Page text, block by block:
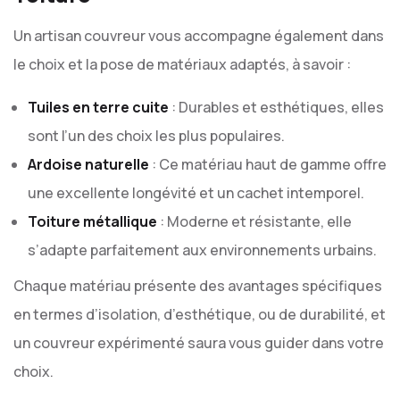
Un artisan couvreur vous accompagne également dans
le choix et la pose de matériaux adaptés, à savoir :
Tuiles en terre cuite : Durables et esthétiques, elles
sont l’un des choix les plus populaires.
Ardoise naturelle : Ce matériau haut de gamme offre
une excellente longévité et un cachet intemporel.
Toiture métallique : Moderne et résistante, elle
s’adapte parfaitement aux environnements urbains.
Chaque matériau présente des avantages spécifiques
en termes d’isolation, d’esthétique, ou de durabilité, et
un couvreur expérimenté saura vous guider dans votre
choix.